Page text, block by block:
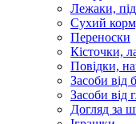
Лежаки,
Сухий
Переноски
Кісточки,
Повідки,
Засоби від
Засоби від
Догляд за